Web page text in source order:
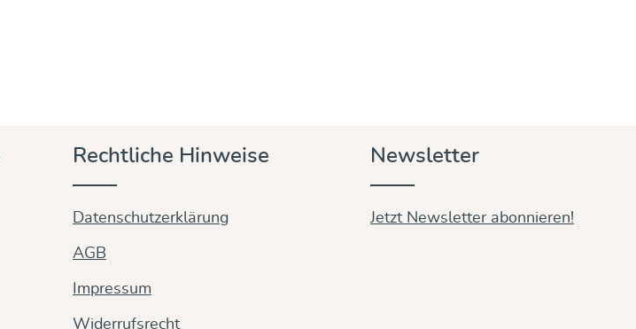
Rechtliche Hinweise
Datenschutzerklärung
AGB
Impressum
Widerrufsrecht
Newsletter
Jetzt Newsletter abonnieren!